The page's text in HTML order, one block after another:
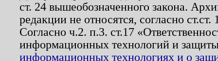
ст. 24 вышеобозначенного закона.
редакции не относятся, согласно
Согласно ч.2. п.3. ст.17
информационных технологий и
информационных технологиях и о